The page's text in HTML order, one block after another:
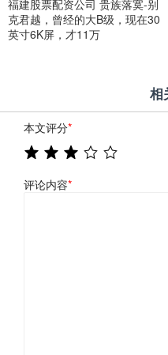
福建股票配资公司 贵族落寞-别
克君越，曾经的大B级，现在30
英寸6K屏，才11万
相
本文评分*
评论内容*